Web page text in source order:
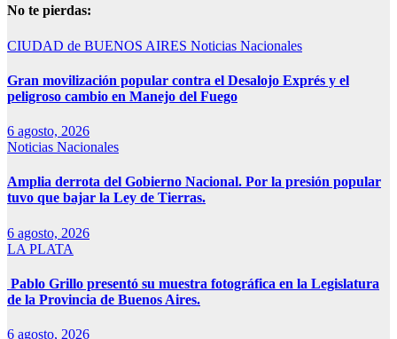
No te pierdas:
CIUDAD de BUENOS AIRES Noticias Nacionales
Gran movilización popular contra el Desalojo Exprés y el
peligroso cambio en Manejo del Fuego
6 agosto, 2026
Noticias Nacionales
Amplia derrota del Gobierno Nacional. Por la presión popular
tuvo que bajar la Ley de Tierras.
6 agosto, 2026
LA PLATA
Pablo Grillo presentó su muestra fotográfica en la Legislatura
de la Provincia de Buenos Aires.
6 agosto, 2026